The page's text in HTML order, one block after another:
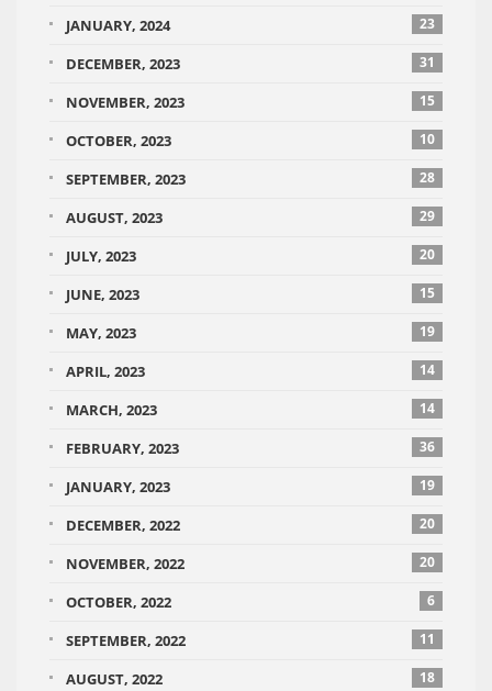
JANUARY, 2024 23
DECEMBER, 2023 31
NOVEMBER, 2023 15
OCTOBER, 2023 10
SEPTEMBER, 2023 28
AUGUST, 2023 29
JULY, 2023 20
JUNE, 2023 15
MAY, 2023 19
APRIL, 2023 14
MARCH, 2023 14
FEBRUARY, 2023 36
JANUARY, 2023 19
DECEMBER, 2022 20
NOVEMBER, 2022 20
OCTOBER, 2022 6
SEPTEMBER, 2022 11
AUGUST, 2022 18